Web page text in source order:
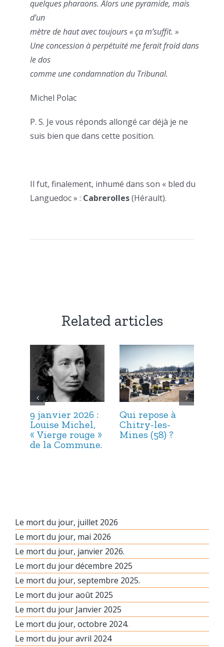
quelques pharaons. Alors une pyramide, mais
d’un
mètre de haut avec toujours « ça m’suffit. »
Une concession à perpétuité me ferait froid dans
le dos
comme une condamnation du Tribunal.
Michel Polac
P. S. Je vous réponds allongé car déjà je ne
suis bien que dans cette position.
Il fut, finalement, inhumé dans son « bled du
Languedoc » : Cabrerolles(Hérault).
Related articles
9 janvier 2026 :
Louise Michel,
« Vierge rouge »
de la Commune.
Qui repose à
Chitry-les-
Mines (58) ?
Le mort du jour, juillet 2026
Le mort du jour, mai 2026
Le mort du jour, janvier 2026.
Le mort du jour décembre 2025
Le mort du jour, septembre 2025.
Le mort du jour août 2025
Le mort du jour Janvier 2025
Le mort du jour, octobre 2024.
Le mort du jour avril 2024